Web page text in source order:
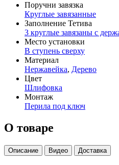
Поручни завязка
Круглые завязанные
Заполнение Тетива
3 круглые завязаны с
Место установки
В ступень сверху
Материал
Нержавейка, Дерево
Цвет
Шлифовка
Монтаж
Перила под ключ
О товаре
Описание Видео Доставка